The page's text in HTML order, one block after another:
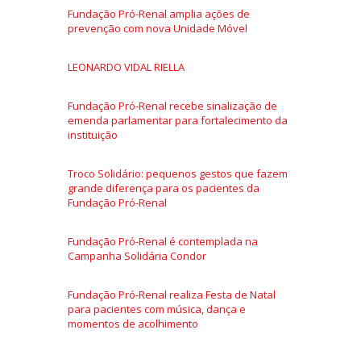
Fundação Pró-Renal amplia ações de
prevenção com nova Unidade Móvel
LEONARDO VIDAL RIELLA
Fundação Pró-Renal recebe sinalização de
emenda parlamentar para fortalecimento da
instituição
Troco Solidário: pequenos gestos que fazem
grande diferença para os pacientes da
Fundação Pró-Renal
Fundação Pró-Renal é contemplada na
Campanha Solidária Condor
Fundação Pró-Renal realiza Festa de Natal
para pacientes com música, dança e
momentos de acolhimento